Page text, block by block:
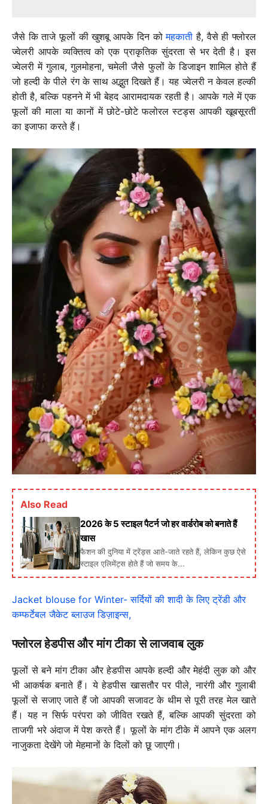
जैसे कि ताजे फूलों की खुशबू आपके दिन कोमहकाती है, वैसे ही फ्लोरल
ज्वेलरी आपके व्यक्तित्व को एक प्राकृतिक सुंदरता से भर देती है। इस
ज्वेलरी में गुलाब, गुलमोहना, चमेली जैसे फुलों के डिजाइन शामिल होते हैं
जो हल्दी के पीले रंग के साथ अद्भुत दिखते हैं। यह ज्वेलरी न केवल हल्की
होती है, बल्कि पहनने में भी बेहद आरामदायक रहती है। आपके गले में एक
फूलों की माला या कानों में छोटे-छोटे फलोरल स्टड्स आपकी खूबसूरती
का इजाफा करते हैं।
Also Read
2026 के 5 स्टाइल पैटर्न जो हर वार्डरोब को बनाते हैं
खास
फैशन की दुनिया में ट्रेंड्स आते-जाते रहते हैं, लेकिन कुछ ऐसे
स्टाइल एलिमेंट्स होते हैं जो समय के...
Jacket blouse for Winter- सर्दियों की शादी के लिए ट्रेंडी और
कम्फर्टेबल जैकेट ब्लाउज डिज़ाइन्स,
फ्लोरल हेडपीस और मांग टीका से लाजवाब लुक
फूलों से बने मांग टीका और हेडपीस आपके हल्दी और मेहंदी लुक को और
भी आकर्षक बनाते हैं। ये हेडपीस खासतौर पर पीले, नारंगी और गुलाबी
फूलों से सजाए जाते हैं जो आपकी सजावट के थीम से पूरी तरह मेल खाते
हैं। यह न सिर्फ परंपरा को जीवित रखते हैं, बल्कि आपकी सुंदरता को
ताजगी भरे अंदाज में पेश करते हैं। फूलों के मांग टीके में आपने एक अलग
नाजुकता देखेंगे जो मेहमानों के दिलों को छू जाएगी।